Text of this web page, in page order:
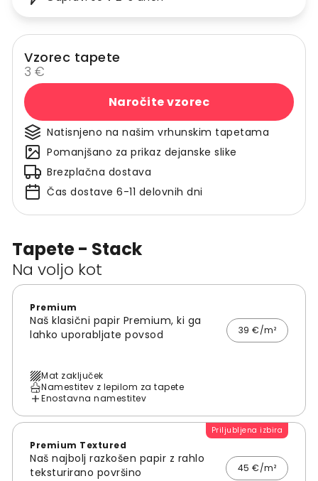
Tapete - Stack
Na voljo kot
Premium
Naš klasični papir Premium, ki ga
lahko uporabljate povsod
39 €/m²
Mat zaključek
Namestitev z lepilom za tapete
Enostavna namestitev
Priljubljena izbira
Premium Textured
Naš najbolj razkošen papir z rahlo
teksturirano površino
45 €/m²
Vzorec tapete
3 €
Naročite vzorec
Natisnjeno na našim vrhunskim tapetama
Pomanjšano za prikaz dejanske slike
Brezplačna dostava
Čas dostave 6-11 delovnih dni